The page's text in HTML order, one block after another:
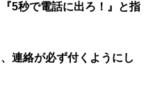
5秒で電話に出ろ！』と指
連絡が必ず付くようにし